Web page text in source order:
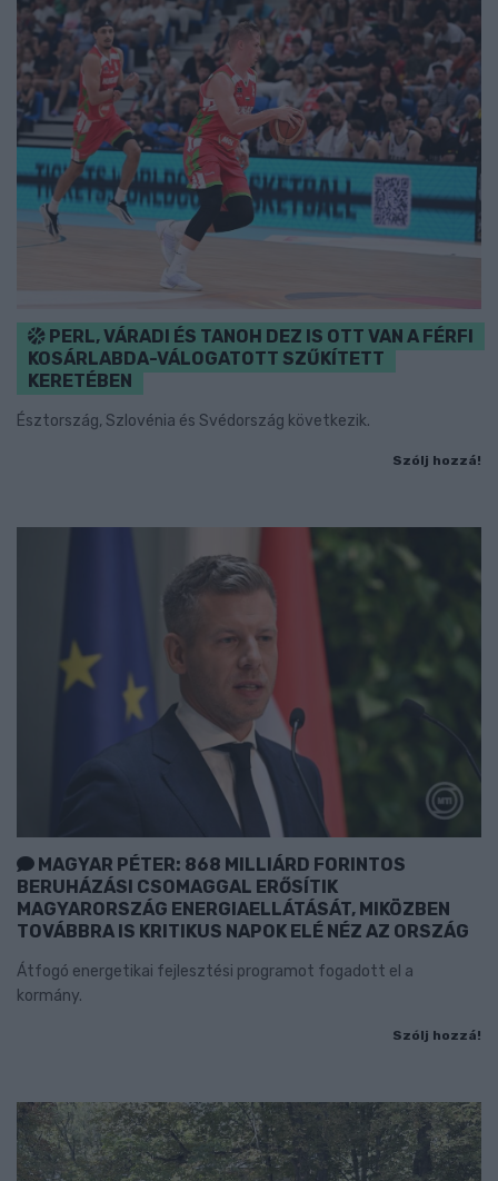
PERL, VÁRADI ÉS TANOH DEZ IS OTT VAN A FÉRFI
KOSÁRLABDA-VÁLOGATOTT SZŰKÍTETT
KERETÉBEN
Észtország, Szlovénia és Svédország következik.
Szólj hozzá!
MAGYAR PÉTER: 868 MILLIÁRD FORINTOS
BERUHÁZÁSI CSOMAGGAL ERŐSÍTIK
MAGYARORSZÁG ENERGIAELLÁTÁSÁT, MIKÖZBEN
TOVÁBBRA IS KRITIKUS NAPOK ELÉ NÉZ AZ ORSZÁG
Átfogó energetikai fejlesztési programot fogadott el a
kormány.
Szólj hozzá!